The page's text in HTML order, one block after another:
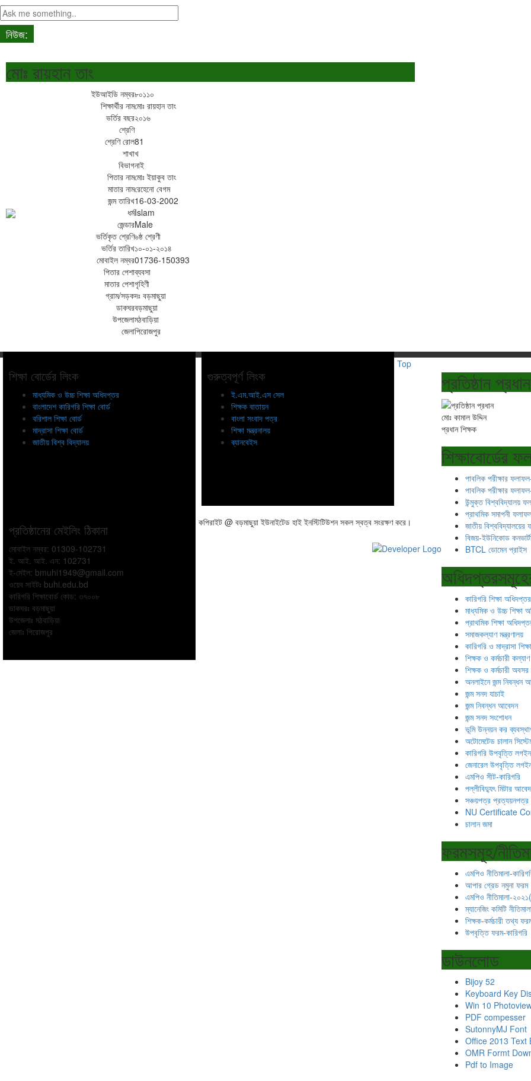
নিউজ:
মোঃ রায়হান তাং
ইউআইডি নম্বর৮০১১০
শিক্ষার্থীর নামমোঃ রায়হান তাং
ভর্তির বছর২০১৬
শ্রেণি
শ্রেণি রোল81
শাখাখ
বিভাগনাই
পিতার নামমোঃ ইয়াকুব তাং
মাতার নামরেহেনো বেগম
জন্ম তারিখ16-03-2002
ধর্মIslam
জেন্ডারMale
ভর্তিকৃত শ্রেণি৬ষ্ঠ শ্রেণী
ভর্তির তারিখ১০-০১-২০১৪
মোবাইল নম্বর01736-150393
পিতার পেশাব্যবসা
মাতার পেশাগৃহিণী
গ্রাম/সড়কদঃ বড়মাছুয়া
ডাকঘরবড়মাছুয়া
উপজেলামঠবাড়িয়া
জেলাপিরোজপুর
প্রতিষ্ঠান প্রধান
মোঃ কামাল উদ্দিন
প্রধান শিক্ষক
শিক্ষাবোর্ডের
পাবলিক পরীক্ষার
পাবলিক পরীক্ষার
উন্মুক্ত বিশ্ববিদ্যালয়
প্রাথমিক সমাপনী
জাতীয় বিশ্ববিদ্যালয়ের
বিজয়-ইউনিকোড
BTCL ডোমেন প্রাইস
কারিগরি শিক্ষা অধিদপ্তর
মাধ্যমিক ও উচ্চ শিক্ষা
প্রাথমিক শিক্ষা
সমাজকল্যাণ মন্ত্রণালয়
কারিগরি ও মাদ্রাসা
শিক্ষক ও কর্মচারী
শিক্ষক ও কর্মচারী অবসর
অনলাইনে জন্ম নিবন্ধন
জন্ম সনদ যাচাই
জন্ম নিবন্ধন আবেদন
জন্ম সনদ সংশোধন
ভূমি উন্নয়ন কর
অটোমেটেড চালান
কারিগরি উপবৃত্তি লগইন
জেনারেল উপবৃত্তি
এমপিও সীট-কারিগরি
পল্লীবিদ্যুৎ মিটার
সঞ্চয়পত্র প্রত্যয়নপত্র
NU Certificate
চালান জমা
ফরমসমূহ/
এমপিও নীতিমালা-
আপার গ্রেড নমুনা ফরম
এমপিও নীতিমালা-
ম্যানেজিং কমিটি
শিক্ষক-কর্মচারী তথ্য
উপবৃত্তি ফরম-কারিগরি
ডাউনলোড
Bijoy 52
Keyboard Key
Win 10
PDF compesser
SutonnyMJ Font
Office 2013 Text
OMR Formt
Pdf to Image
শিক্ষা বোর্ডের লিংক
মাধ্যমিক ও উচ্চ শিক্ষা অধিদপ্তর
বাংলাদেশ কারিগরি শিক্ষা বোর্ড
বরিশাল শিক্ষা বোর্ড
মাদ্রাসা শিক্ষা বোর্ড
জাতীয় বিশ্ব বিদ্যালয়
গুরুত্বপূর্ণ লিংক
ই.এম.আই.এস সেল
শিক্ষক বাতায়ন
বাংলা সংবাদ পত্র
শিক্ষা মন্ত্রনালয়
ব্যানবেইস
প্রতিষ্ঠানের মেইলিং ঠিকানা
মোবাইল নম্বর: 01309-102731
ই. আই. আই. এন: 102731
ই-মেইল: bmuhi1949@gmail.com
ওয়েব সাইটঃ buhi.edu.bd
কারিগরি শিক্ষাবোর্ড কোড: ৩৭০০৮
ডাকঘরঃ বড়মাছুয়া
উপজেলাঃ মঠবাড়িয়া
জেলাঃ পিরোজপুর
কপিরাইট @ বড়মাছুয়া ইউনাইটেড হাই ইনস্টিটিউশন সকল স্বত্ব সংরক্ষণ করে।
Top